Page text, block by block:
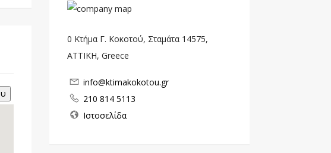
0 Κτήμα Γ. Κοκοτού, Σταμάτα 14575,
ΑΤΤΙΚΗ, Greece
info@ktimakokotou.gr
210 814 5113
Ιστοσελίδα